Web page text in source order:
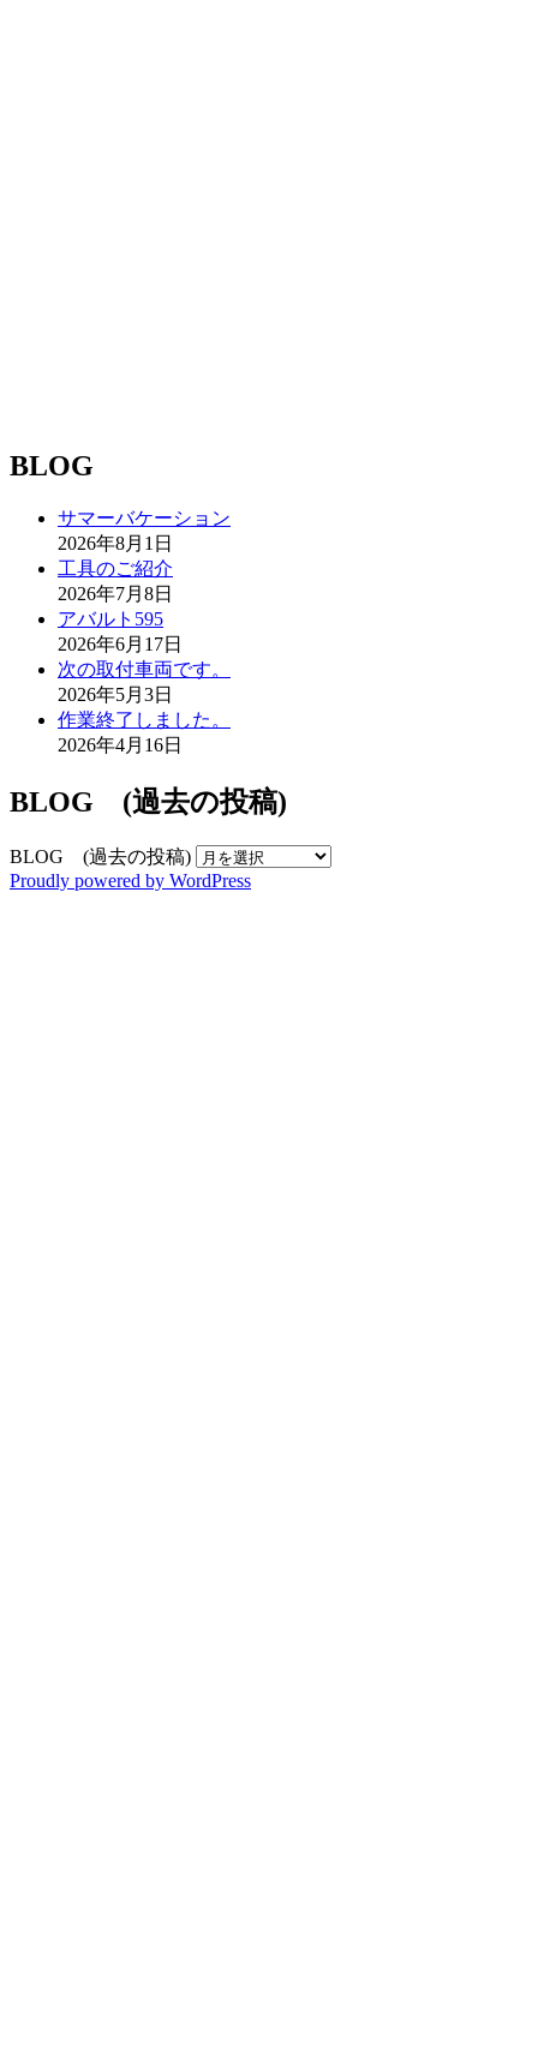
BLOG
サマーバケーション
2026年8月1日
工具のご紹介
2026年7月8日
アバルト595
2026年6月17日
次の取付車両です。
2026年5月3日
作業終了しました。
2026年4月16日
BLOG (過去の投稿)
BLOG (過去の投稿)
Proudly powered by WordPress